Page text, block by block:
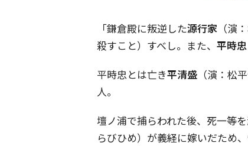
「鎌倉殿に叛逆した源行家 （演
殺すこと）すべし。また、 平時忠
平時忠とは亡き平清盛 （演：松
人。
壇ノ浦で捕らわれた後、死一等
らびひめ）が義経に嫁いだため